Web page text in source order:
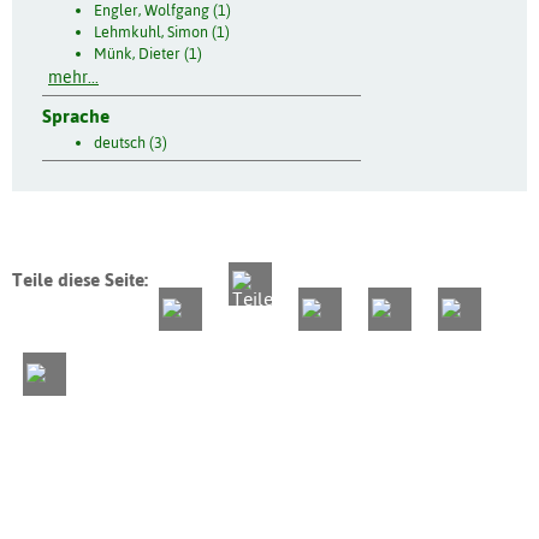
Engler, Wolfgang (1)
Lehmkuhl, Simon (1)
Münk, Dieter (1)
mehr...
Sprache
deutsch (3)
Teile diese Seite: